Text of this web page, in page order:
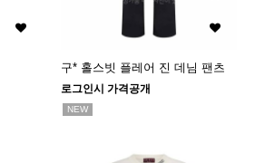
구* 홀스빗 플레어 진 데님 팬츠
로그인시 가격공개
NEW